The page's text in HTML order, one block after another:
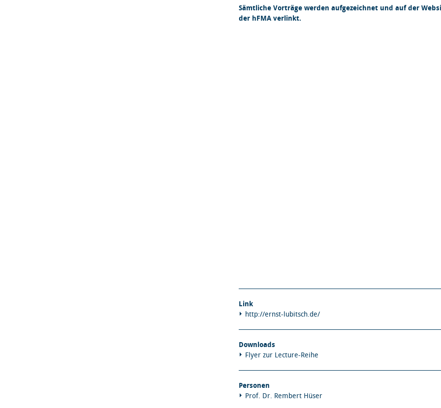
Sämtliche Vorträge werden aufgezeichnet und auf der
der hFMA verlinkt.
Link
http://ernst-lubitsch.de/
Downloads
Flyer zur Lecture-Reihe
Personen
Prof. Dr. Rembert Hüser